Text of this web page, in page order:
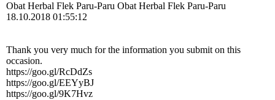
Obat Herbal Flek Paru-Paru Obat Herbal Flek Paru-Paru
18.10.2018 01:55:12
Thank you very much for the information you submit on this
occasion.
https://goo.gl/RcDdZs
https://goo.gl/EEYyBJ
https://goo.gl/9K7Hvz